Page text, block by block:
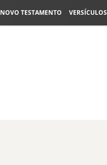
NOVO TESTAMENTO VERSÍCULOS